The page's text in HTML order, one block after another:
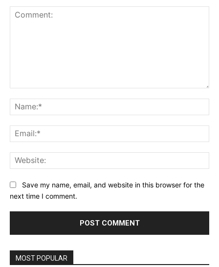
Save my name, email, and website in this browser for the
next time I comment.
MOST POPULAR